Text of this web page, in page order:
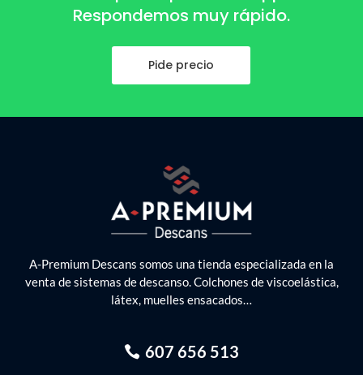
Respondemos muy rápido.
Pide precio
A-Premium Descans somos una tienda especializada en la
venta de sistemas de descanso. Colchones de viscoelástica,
látex, muelles ensacados…
607 656 513